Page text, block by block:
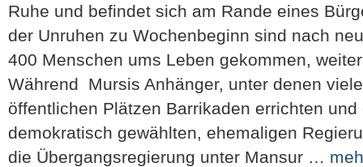
Ruhe und befindet sich am Rande eines
der Unruhen zu Wochenbeginn sind nach
400 Menschen ums Leben gekommen,
Während Mursis Anhänger, unter denen
öffentlichen Plätzen Barrikaden errichten
demokratisch gewählten, ehemaligen
die Übergangsregierung unter Mansur …